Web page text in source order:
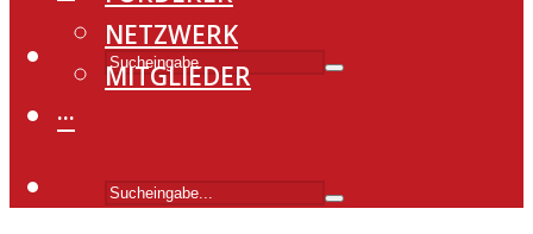
NETZWERK
MITGLIEDER
···